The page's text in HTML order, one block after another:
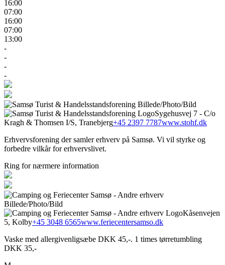
16:00
07:00
16:00
07:00
13:00
-
-
-
-
Sygehusvej 7 - C/o
Kragh & Thomsen I/S, Tranebjerg+45 2397 7787www.stohf.dk
Erhvervsforening der samler erhverv på Samsø. Vi vil styrke og
forbedre vilkår for erhvervslivet.
Ring for nærmere information
Kåsenvejen
5, Kolby+45 3048 6565www.feriecentersamso.dk
Vaske med allergivenligsæbe DKK 45,-. 1 times tørretumbling
DKK 35,-